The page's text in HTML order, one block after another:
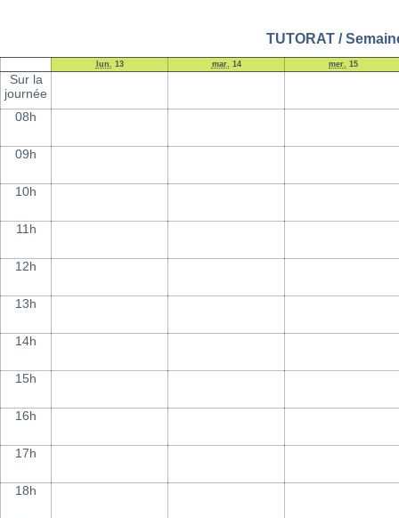
TUTORAT /
lun. 13 mar. 14 mer. 15
Sur la
journée
08h
09h
10h
11h
12h
13h
14h
15h
16h
17h
18h